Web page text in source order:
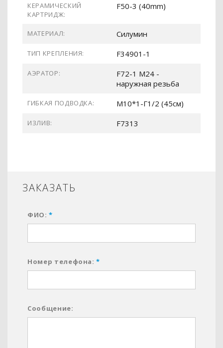
КЕРАМИЧЕСКИЙ
КАРТРИДЖ:
F50-3 (40mm)
МАТЕРИАЛ: Силумин
ТИП КРЕПЛЕНИЯ: F34901-1
АЭРАТОР:
F72-1 M24 -
наружная резьба
ГИБКАЯ ПОДВОДКА: М10*1-Г1/2 (45см)
ИЗЛИВ: F7313
ЗАКАЗАТЬ
ФИО:*
Номер телефона:*
Сообщение: